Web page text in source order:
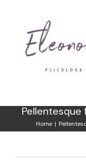
contenuto
Home |